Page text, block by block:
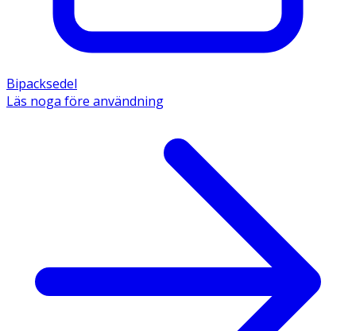
Bipacksedel
Läs noga före användning